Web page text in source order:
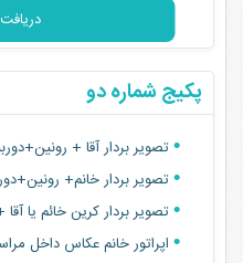
عکس هدیه والدین هدیه
پکیج شماره دو
تصویر بردار آقا +
تصویر بردار خانم+
تصویر بردار کرین خائم یا
اپراتور خانم عکاس داخل